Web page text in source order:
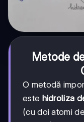
Metode
O metodă
este hidroliza
(cu doi atomi